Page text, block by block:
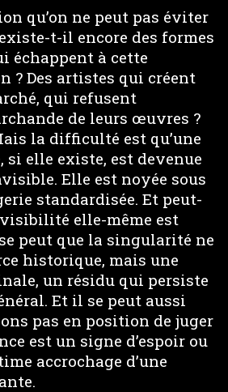
qu’on ne peut pas éviter
t-il encore des formes
échappent à cette
? Des artistes qui créent
qui refusent
de leurs œuvres ?
la difficulté est qu’une
elle existe, est devenue
Elle est noyée sous
standardisée. Et peut-
elle-même est
peut que la singularité ne
historique, mais une
un résidu qui persiste
Et il se peut aussi
pas en position de juger
est un signe d’espoir ou
accrochage d’une